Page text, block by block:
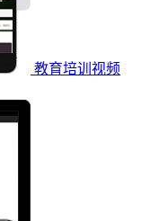
教育培训视频